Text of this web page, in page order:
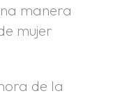
manera
mujer
de la